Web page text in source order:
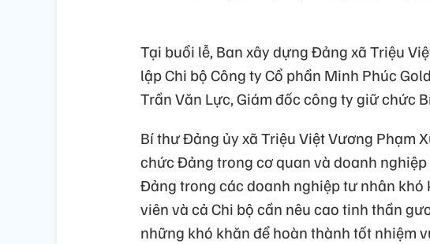
Tại buổi lễ, Ban xây dựng Đảng xã Triệu
lập Chi bộ Công ty Cổ phần Minh Phúc
Trần Văn Lực, Giám đốc công ty giữ chức
Bí thư Đảng ủy xã Triệu Việt Vương Phạm
chức Đảng trong cơ quan và doanh
Đảng trong các doanh nghiệp tư nhân khó
viên và cả Chi bộ cần nêu cao tinh thần
những khó khăn để hoàn thành tốt nhiệm